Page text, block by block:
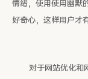
情绪，使用使用幽默
好奇心，这样用户才
对于网站优化和